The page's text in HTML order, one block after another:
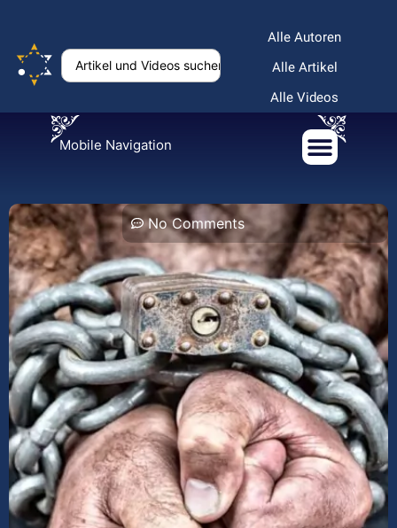
Alle Autoren
Alle Artikel
Alle Videos
Mobile Navigation
No Comments